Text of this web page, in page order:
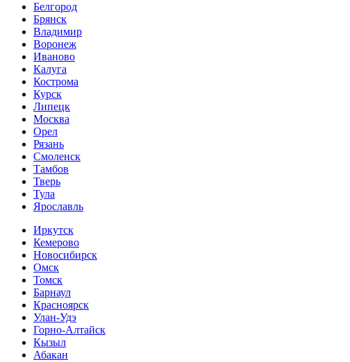
Белгород
Брянск
Владимир
Воронеж
Иваново
Калуга
Кострома
Курск
Липецк
Москва
Орел
Рязань
Смоленск
Тамбов
Тверь
Тула
Ярославль
Иркутск
Кемерово
Новосибирск
Омск
Томск
Барнаул
Красноярск
Улан-Удэ
Горно-Алтайск
Кызыл
Абакан